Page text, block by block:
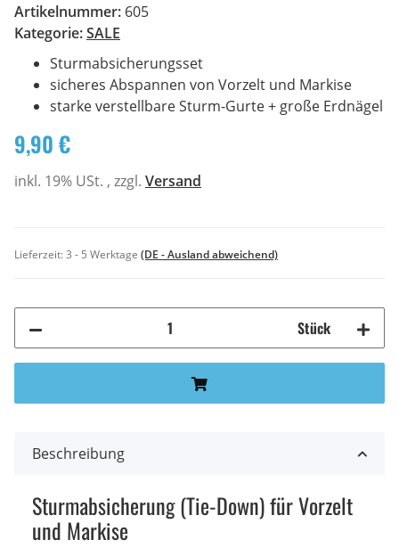
Artikelnummer: 605
Kategorie:SALE
Sturmabsicherungsset
sicheres Abspannen von Vorzelt und Markise
starke verstellbare Sturm-Gurte + große Erdnägel
9,90 €
inkl. 19% USt. , zzgl. Versand
Lieferzeit:3 - 5 Werktage (DE - Ausland abweichend)
Stück
Beschreibung
Sturmabsicherung (Tie-Down) für Vorzelt
und Markise